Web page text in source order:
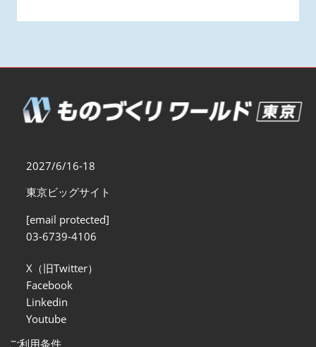
2027/6/16-18
東京ビッグサイト
[email protected]
03-6739-4106
X（旧Twitter）
Facebook
Linkedin
Youtube
ご利用条件